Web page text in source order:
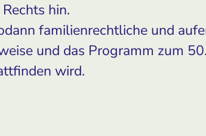
hin.
familienrechtliche und
und das Programm zum
wird.